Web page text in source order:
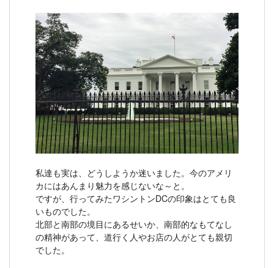
私達も実は、どうしようか迷いました。今のアメリ
カにはあんまり魅力を感じないな～と。
ですが、行ってみたワシントンDCの印象はとても良
いものでした。
北部と南部の境目にあるせいか、南部的なもてなし
の精神があって、道行く人やお店の人がとても親切
でした。